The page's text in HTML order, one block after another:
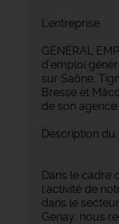
L'entreprise
GÉNÉRAL
d’emploi
sur Saône,
Bresse et
de son
Description du
Dans le cadre
l'activité de
dans le
Genay, nous